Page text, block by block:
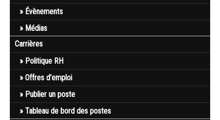
Évènements
Médias
Carrières
Politique RH
Offres d’emploi
Publier un poste
Tableau de bord des postes